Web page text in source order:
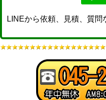
LINEから依頼、見積、質問